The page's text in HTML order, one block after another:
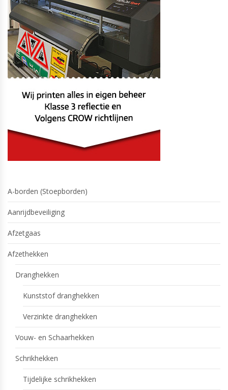
A-borden (Stoepborden)
Aanrijdbeveiliging
Afzetgaas
Afzethekken
Dranghekken
Kunststof dranghekken
Verzinkte dranghekken
Vouw- en Schaarhekken
Schrikhekken
Tijdelijke schrikhekken